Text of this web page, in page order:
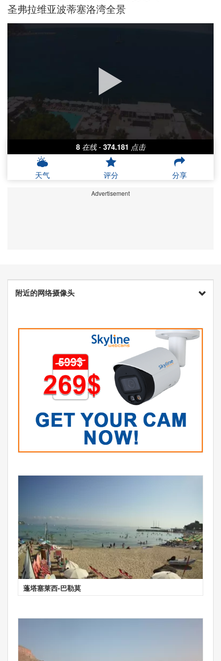
圣弗拉维亚波蒂塞洛湾全景
8 在线 - 374.181 点击
天气 评分 分享
Advertisement
附近的网络摄像头
蓬塔塞莱西-巴勒莫